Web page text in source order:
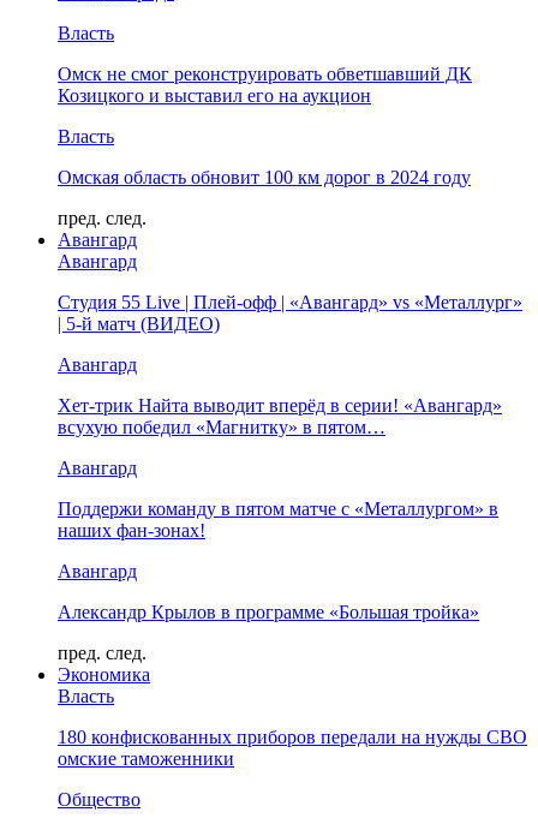
Власть
Омск не смог реконструировать обветшавший ДК
Козицкого и выставил его на аукцион
Власть
Омская область обновит 100 км дорог в 2024 году
пред. след.
Авангард
Авангард
Студия 55 Live | Плей-офф | «Авангард» vs «Металлург»
| 5-й матч (ВИДЕО)
Авангард
Хет-трик Найта выводит вперёд в серии! «Авангард»
всухую победил «Магнитку» в пятом…
Авангард
Поддержи команду в пятом матче с «Металлургом» в
наших фан-зонах!
Авангард
Александр Крылов в программе «Большая тройка»
пред. след.
Экономика
Власть
180 конфискованных приборов передали на нужды СВО
омские таможенники
Общество